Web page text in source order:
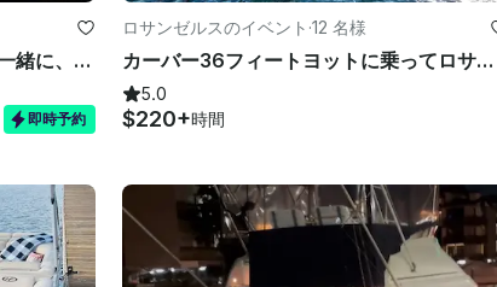
USCGライセンスのキャプテンと一緒に、42インチのシー・レイ・サンダンサー・ウィークエンドにぜひご参加ください！
即時予約
ロサンゼルスのイベント ·12 名様
カーバー36フィートヨットに乗ってロサンゼルスで楽しい時間を過ごしましょう！
5.0
$220+時間